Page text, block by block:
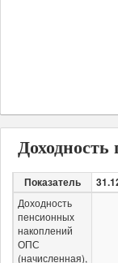
Доходность
Показатель
Доходность
пенсионных
накоплений
ОПС
(начисленная),